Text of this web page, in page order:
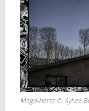
Mega-hertz © Sylvie